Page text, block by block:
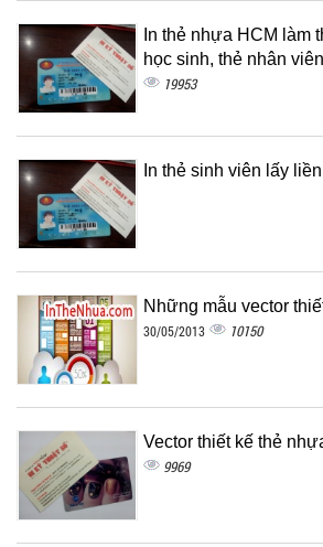
In thẻ nhựa HCM làm
học sinh, thẻ nhân
19953
In thẻ sinh viên lấy liền
Những mẫu vector
30/05/2013 10150
Vector thiết kế thẻ
9969